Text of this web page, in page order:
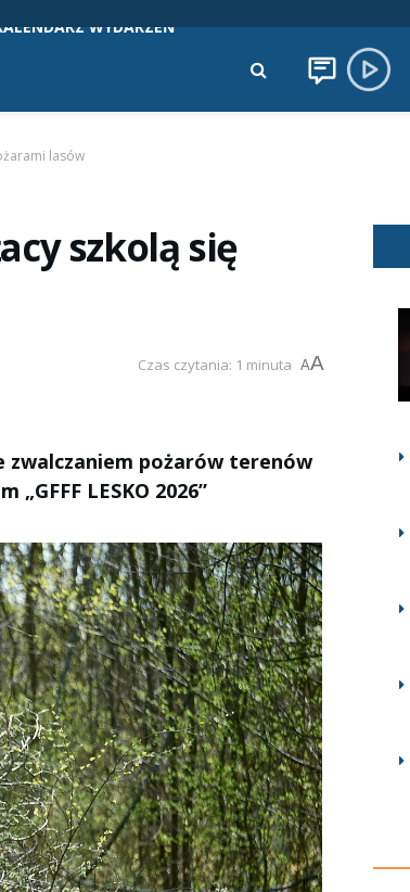
WYDARZEŃ
lasów
szkolą się
Czas czytania: 1 minuta AA
zwalczaniem pożarów terenów
LESKO 2026”